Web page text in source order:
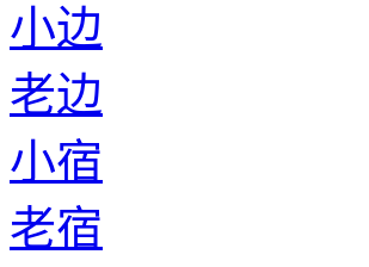
小边
老边
小宿
老宿